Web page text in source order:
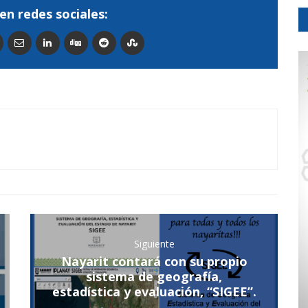
redes sociales:
Siguiente
Nayarit contará con su propio
sistema de geografía,
estadística y evaluación, “SIGEE”.